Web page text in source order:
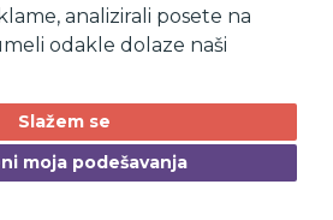
analizirali posete na
odakle dolaze naši
Slažem se
moja podešavanja